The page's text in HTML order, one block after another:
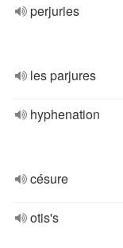
perjuries
les parjures
hyphenation
césure
otis's